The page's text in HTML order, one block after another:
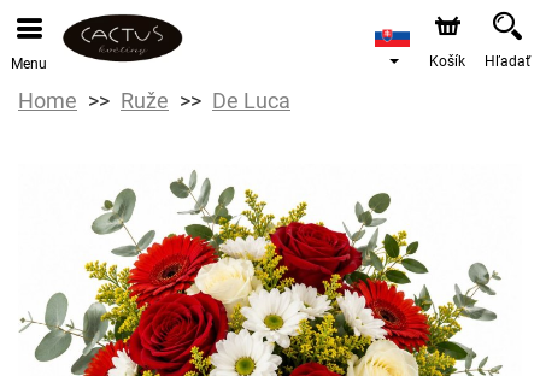
Menu Košík Hľadať
Home Ruže De Luca